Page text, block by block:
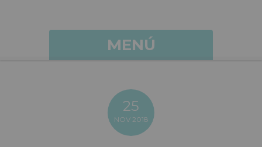
MENÚ
25
NOV 2018